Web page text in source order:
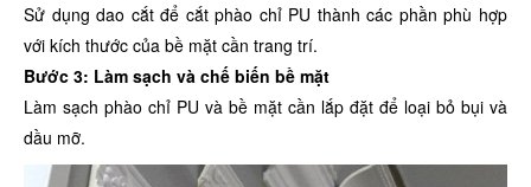
Sử dụng dao cắt để cắt phào chỉ PU thành các phần phù hợp
với kích thước của bề mặt cần trang trí.
Bước 3: Làm sạch và chế biến bề mặt
Làm sạch phào chỉ PU và bề mặt cần lắp đặt để loại bỏ bụi và
dầu mỡ.